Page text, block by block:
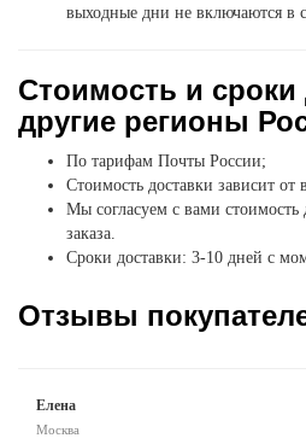
выходные дни не включаются в
Стоимость и сроки
другие регионы
По тарифам Почты России;
Стоимость доставки зависит от
Мы согласуем с вами стоимость
заказа.
Сроки доставки: 3-10 дней с
Отзывы
Елена
Москва